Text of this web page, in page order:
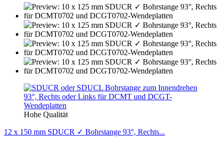
Hohe Qualität
12 x 150 mm SDUCR ✓ Bohrstange 93°, Rechts...